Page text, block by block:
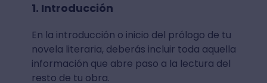
1. Introducción
En la introducción o inicio del prólogo de tu
novela literaria, deberás incluir toda aquella
información que abre paso a la lectura del
resto de tu obra.